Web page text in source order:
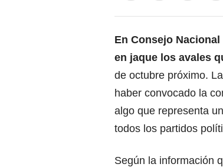
En Consejo
en jaque los avales
de octubre próximo.
haber convocado la
algo que representa
todos los partidos
Según la información